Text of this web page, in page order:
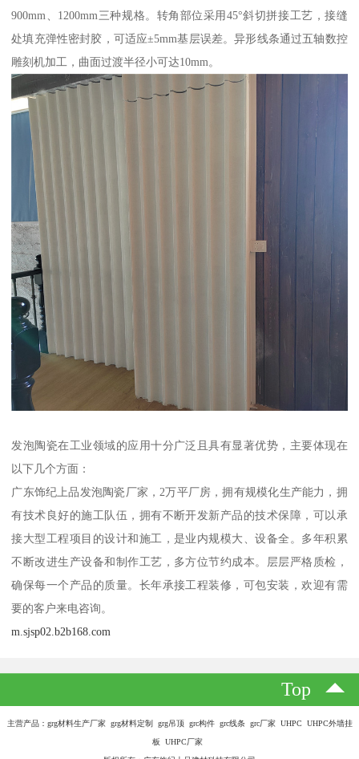
900mm、1200mm三种规格。转角部位采用45°斜切拼接工艺，接缝
处填充弹性密封胶，可适应±5mm基层误差。异形线条通过五轴数控
雕刻机加工，曲面过渡半径小可达10mm。
发泡陶瓷在工业领域的应用十分广泛且具有显著优势，主要体现在
以下几个方面：
广东饰纪上品发泡陶瓷厂家，2万平厂房，拥有规模化生产能力，拥
有技术良好的施工队伍，拥有不断开发新产品的技术保障，可以承
接大型工程项目的设计和施工，是业内规模大、设备全。多年积累
不断改进生产设备和制作工艺，多方位节约成本。层层严格质检，
确保每一个产品的质量。长年承接工程装修，可包安装，欢迎有需
要的客户来电咨询。
m.sjsp02.b2b168.com
Top
主营产品：grg材料生产厂家 grg材料定制 grg吊顶 grc构件 grc线条 grc厂家 UHPC UHPC外墙挂
板 UHPC厂家